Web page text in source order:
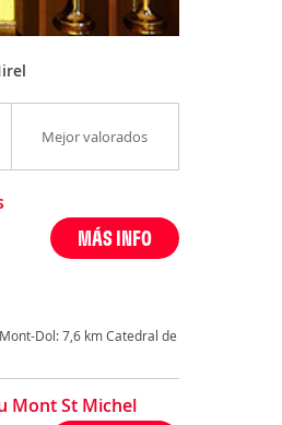
Mejor valorados
MÁS INFO
Dol: 7,6 km Catedral de
Mont St Michel